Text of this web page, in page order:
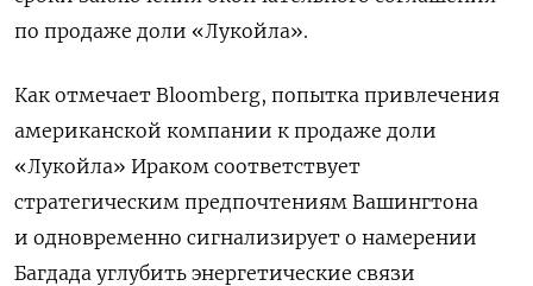
по продаже доли «Лукойла».
Как отмечает Bloomberg, попытка привлечения
американской компании к продаже доли
«Лукойла» Ираком соответствует
стратегическим предпочтениям Вашингтона
и одновременно сигнализирует о намерении
Багдада углубить энергетические связи